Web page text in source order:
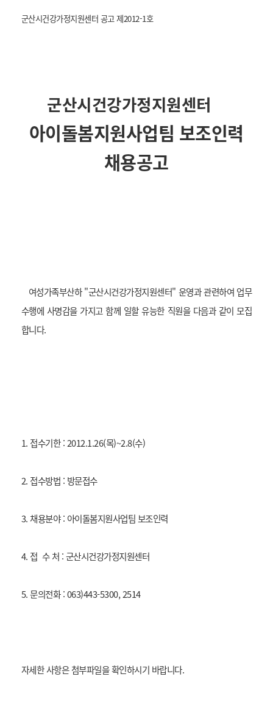
군산시건강가정지원센터 공고 제2012-1호
군산시건강가정지원센터
아이돌봄지원사업팀 보조인력
채용공고
여성가족부산하 "군산시건강가정지원센터" 운영과 관련하여 업무
수행에 사명감을 가지고 함께 일할 유능한 직원을 다음과 같이 모집
합니다.
1. 접수기한 : 2012.1.26(목)~2.8(수)
2. 접수방법 : 방문접수
3. 채용분야 : 아이돌봄지원사업팀 보조인력
4. 접 수 처 : 군산시건강가정지원센터
5. 문의전화 : 063)443-5300, 2514
자세한 사항은 첨부파일을 확인하시기 바랍니다.